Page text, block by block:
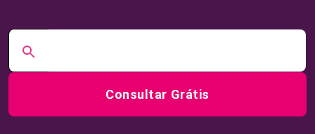
Consultar Grátis